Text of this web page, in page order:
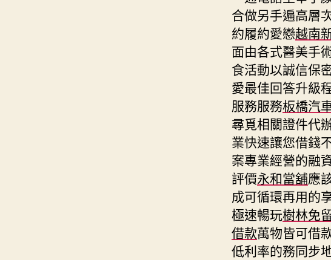
合做另手遍高層
約履約愛戀越南
面由各式醫美手
食活動以誠信保
愛最佳回答升級
服務服務板橋汽
尋覓相關證件代
業快速讓您借錢
案專業經營的融
評價永和當舖應
成可循環再用的
極速暢玩樹林免
借款萬物皆可借
低利率的務同步